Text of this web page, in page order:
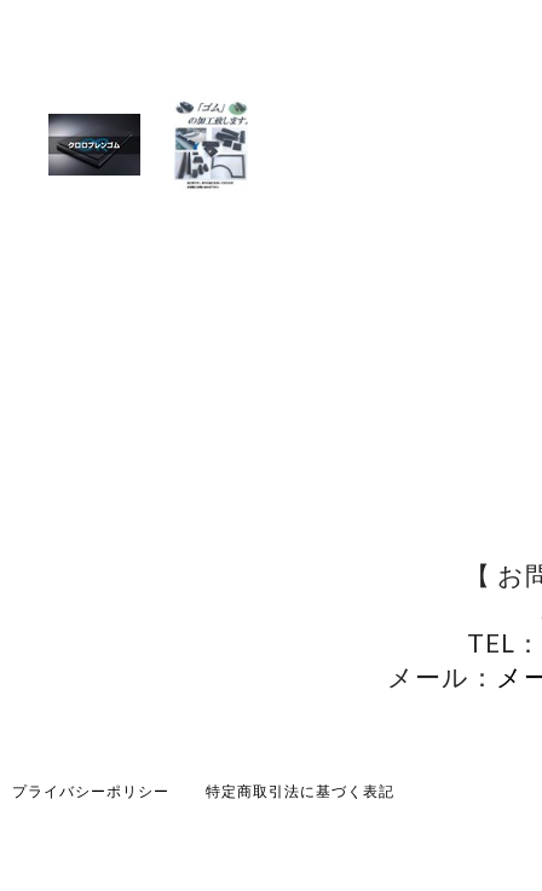
【
TEL
メール： メ
プライバシーポリシー 特定商取引法に基づく表記